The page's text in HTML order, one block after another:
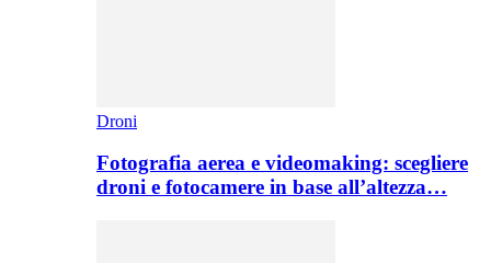
Droni
Fotografia aerea e videomaking: scegliere
droni e fotocamere in base all’altezza…